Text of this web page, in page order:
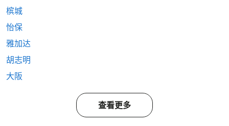
槟城
怡保
雅加达
胡志明
大阪
查看更多